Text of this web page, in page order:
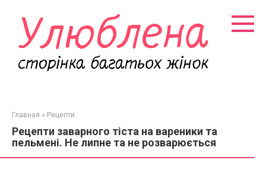
контенту
Главная » Рецепти
Рецепти заварного тіста на вареники та
пельмені. Не липне та не розварюється